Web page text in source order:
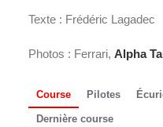
Texte : Frédéric Lagadec
Photos : Ferrari, Alpha
Course Pilotes
Dernière course